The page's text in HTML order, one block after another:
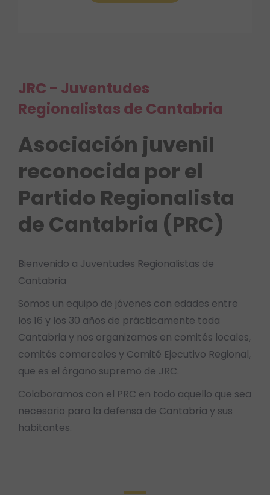
JRC - Juventudes
Regionalistas de Cantabria
Asociación juvenil
reconocida por el
Partido Regionalista
de Cantabria (PRC)
Bienvenido a Juventudes Regionalistas de
Cantabria
Somos un equipo de jóvenes con edades entre
los 16 y los 30 años de prácticamente toda
Cantabria y nos organizamos en comités locales,
comités comarcales y Comité Ejecutivo Regional,
que es el órgano supremo de JRC.
Colaboramos con el PRC en todo aquello que sea
necesario para la defensa de Cantabria y sus
habitantes.